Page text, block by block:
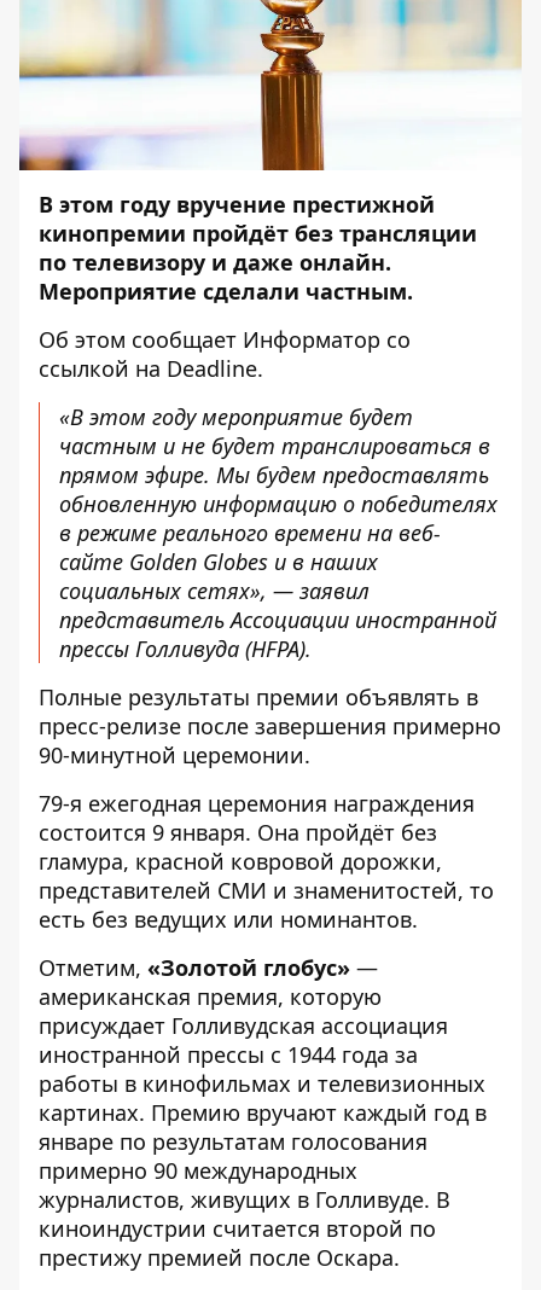
В этом году вручение престижной
кинопремии пройдёт без трансляции
по телевизору и даже онлайн.
Мероприятие сделали частным.
Об этом сообщает Информатор со
ссылкой на Deadline.
«В этом году мероприятие будет
частным и не будет транслироваться в
прямом эфире. Мы будем предоставлять
обновленную информацию о победителях
в режиме реального времени на веб-
сайте Golden Globes и в наших
социальных сетях», — заявил
представитель Ассоциации иностранной
прессы Голливуда (HFPA).
Полные результаты премии объявлять в
пресс-релизе после завершения примерно
90-минутной церемонии.
79-я ежегодная церемония награждения
состоится 9 января. Она пройдёт без
гламура, красной ковровой дорожки,
представителей СМИ и знаменитостей, то
есть без ведущих или номинантов.
Отметим, «Золотой глобус» —
американская премия, которую
присуждает Голливудская ассоциация
иностранной прессы с 1944 года за
работы в кинофильмах и телевизионных
картинах. Премию вручают каждый год в
январе по результатам голосования
примерно 90 международных
журналистов, живущих в Голливуде. В
киноиндустрии считается второй по
престижу премией после Оскара.